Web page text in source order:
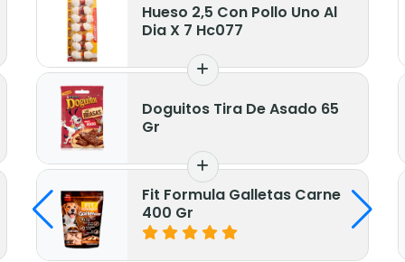
Hueso 2,5 Con Pollo Uno Al
Dia X 7 Hc077
Doguitos Tira De Asado 65
Gr
Fit Formula Galletas Carne
400 Gr